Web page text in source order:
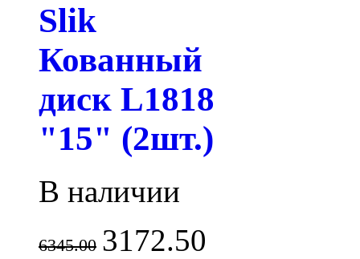
Slik
Кованный
диск L1818
"15" (2шт.)
В наличии
6345.00 3172.50